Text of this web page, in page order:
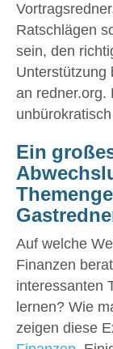
Ratschlägen
sein, den
Unterstützung
an redner.org.
Ein
Auf welche
Finanzen
interessanten
lernen? Wie
zeigen diese